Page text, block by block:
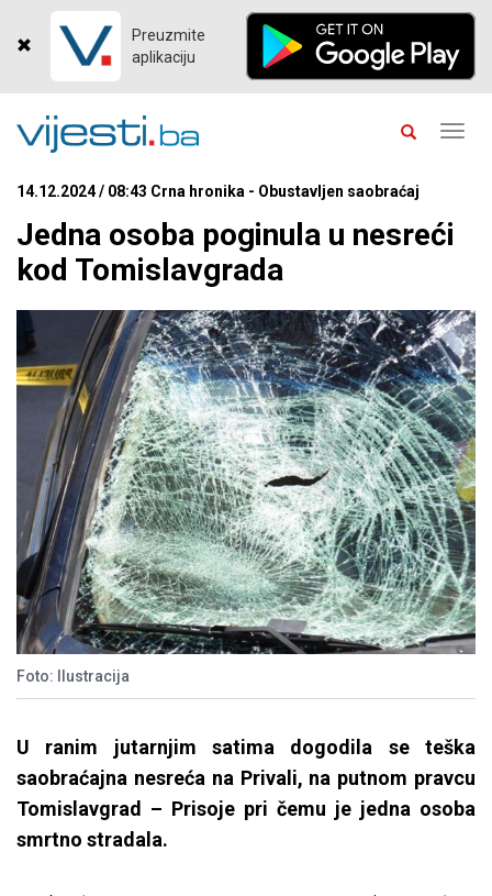
Preuzmite
aplikaciju
14.12.2024 / 08:43 Crna hronika - Obustavljen saobraćaj
Jedna osoba poginula u nesreći
kod Tomislavgrada
Foto: Ilustracija
U ranim jutarnjim satima dogodila se teška
saobraćajna nesreća na Privali, na putnom pravcu
Tomislavgrad – Prisoje pri čemu je jedna osoba
smrtno stradala.